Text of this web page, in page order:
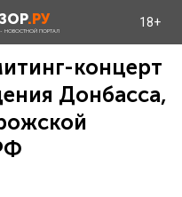
.РУ
НОВОСТНОЙ ПОРТАЛ
18+
концерт
Донбасса,